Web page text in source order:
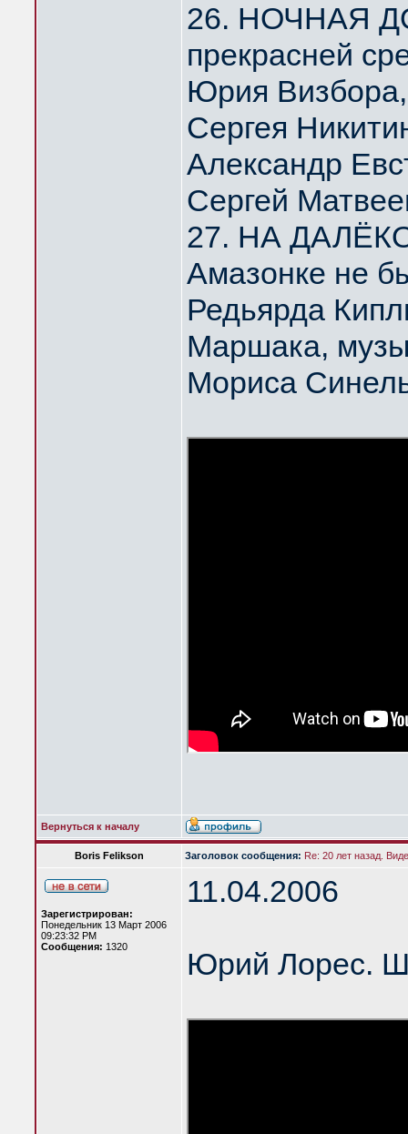
26. НОЧНАЯ
прекрасней
Юрия Визбора,
Сергея
Александр
Сергей
27. НА
Амазонке не
Редьярда
Маршака,
Мориса
Вернуться к началу
Boris Felikson Заголовок сообщения: Re: 20 лет назад.
Зарегистрирован:
Понедельник 13 Март 2006
09:23:32 PM
Сообщения: 1320
11.04.2006
Юрий Лорес.